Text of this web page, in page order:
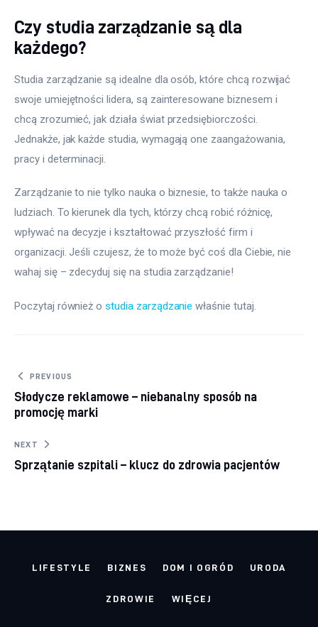
Czy studia zarządzanie są dla
każdego?
Studia zarządzanie są idealne dla osób, które chcą rozwijać
swoje umiejętności lidera, są zainteresowane biznesem i
chcą zrozumieć, jak działa świat przedsiębiorczości.
Jednakże, jak każde studia, wymagają one zaangażowania,
pracy i determinacji.
Zarządzanie to nie tylko nauka o biznesie, to także nauka o
ludziach. To kierunek dla tych, którzy chcą robić różnicę,
wpływać na decyzje i kształtować przyszłość firm i
organizacji. Jeśli czujesz, że to może być coś dla Ciebie, nie
wahaj się – zdecyduj się na studia zarządzanie!
Poczytaj również o studia zarządzanie właśnie tutaj.
Nawigacja wpisu
PREVIOUS
Słodycze reklamowe – niebanalny sposób na
promocję marki
NEXT
Sprzątanie szpitali – klucz do zdrowia pacjentów
LIFESTYLE BIZNES DOM I OGRÓD URODA
ZDROWIE WIĘCEJ